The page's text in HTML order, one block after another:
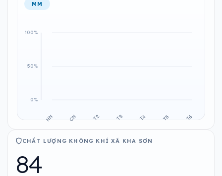
MM
CHẤT LƯỢNG KHÔNG KHÍ XÃ KHA SƠN
84